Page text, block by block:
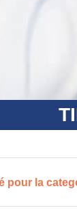
pour la